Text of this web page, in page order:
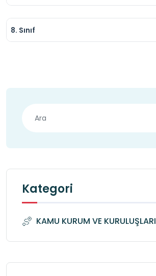
8. Sınıf
Kategori
KAMU KURUM VE KURULUŞLARI